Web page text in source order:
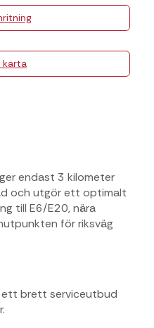
karta
endast 3 kilometer
och utgör ett optimalt
till E6/E20, nära
för riksväg
ett brett serviceutbud